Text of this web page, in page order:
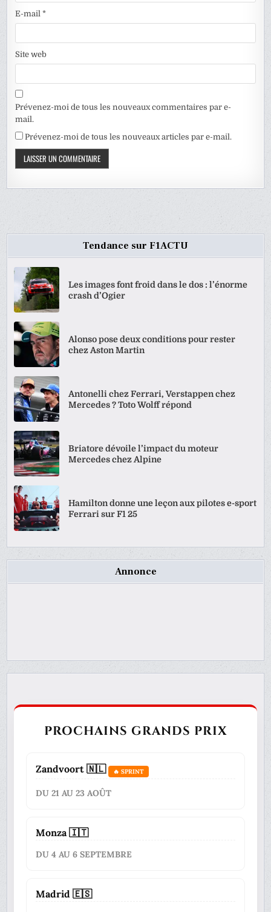
E-mail*
Site web
Prévenez-moi de tous les nouveaux commentaires par e-
mail.
Prévenez-moi de tous les nouveaux articles par e-mail.
Tendance sur F1ACTU
Les images font froid dans le dos : l’énorme
crash d’Ogier
Alonso pose deux conditions pour rester
chez Aston Martin
Antonelli chez Ferrari, Verstappen chez
Mercedes ? Toto Wolff répond
Briatore dévoile l’impact du moteur
Mercedes chez Alpine
Hamilton donne une leçon aux pilotes e-sport
Ferrari sur F1 25
Annonce
PROCHAINS GRANDS PRIX
Zandvoort 🇳🇱 🔥 SPRINT
DU 21 AU 23 AOÛT
Monza 🇮🇹
DU 4 AU 6 SEPTEMBRE
Madrid 🇪🇸